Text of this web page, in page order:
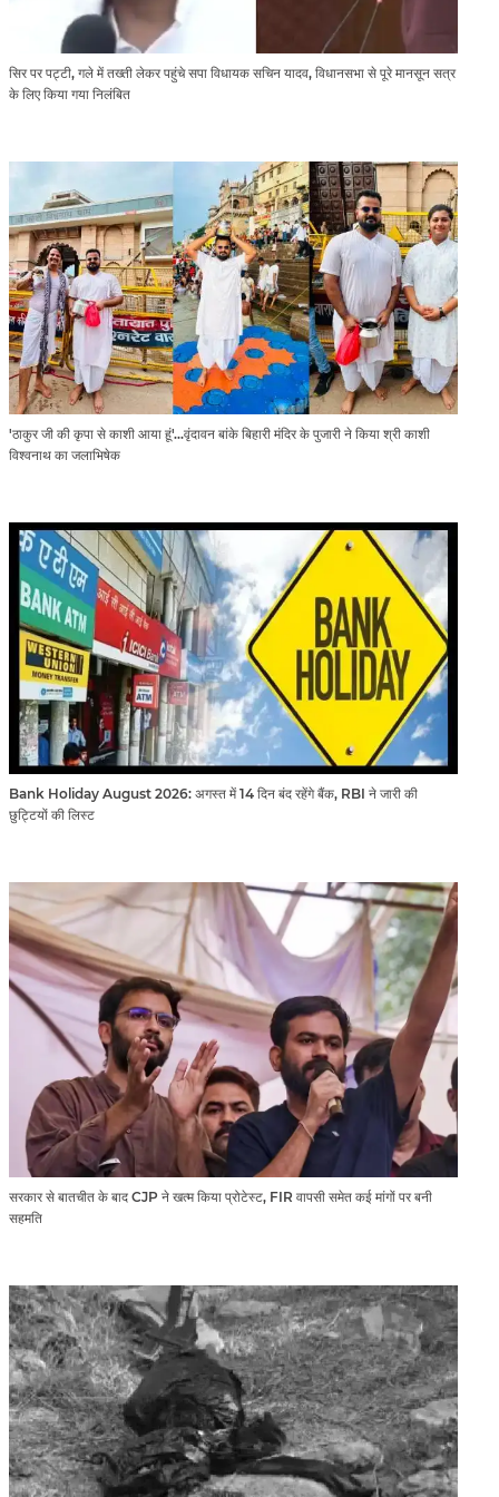
सिर पर पट्टी, गले में तख्ती लेकर पहुंचे सपा विधायक सचिन यादव, विधानसभा से पूरे मानसून सत्र
के लिए किया गया निलंबित
'ठाकुर जी की कृपा से काशी आया हूं'...वृंदावन बांके बिहारी मंदिर के पुजारी ने किया श्री काशी
विश्वनाथ का जलाभिषेक
Bank Holiday August 2026: अगस्त में 14 दिन बंद रहेंगे बैंक, RBI ने जारी की
छुट्टियों की लिस्ट​​​​​​​
सरकार से बातचीत के बाद CJP ने खत्म किया प्रोटेस्ट, FIR वापसी समेत कई मांगों पर बनी
सहमति